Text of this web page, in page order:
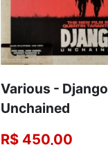
Various - Django
Unchained
R$ 450,00